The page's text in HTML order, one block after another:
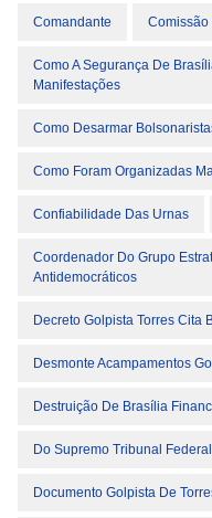
Comandante Comissão
Como A Segurança De
Manifestações
Como Desarmar
Como Foram Organizadas
Confiabilidade Das Urnas
Coordenador Do Grupo
Antidemocráticos
Decreto Golpista Torres Cita
Desmonte Acampamentos
Destruição De Brasília
Do Supremo Tribunal Federal
Documento Golpista De